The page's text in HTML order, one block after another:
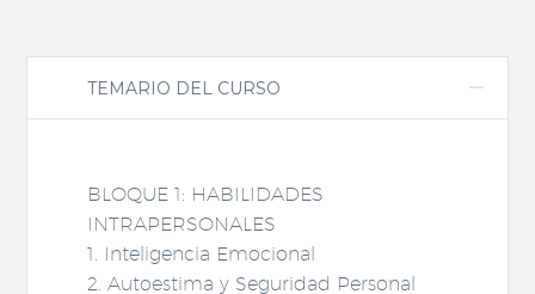
TEMARIO DEL CURSO
BLOQUE 1: HABILIDADES
INTRAPERSONALES
1. Inteligencia Emocional
2. Autoestima y Seguridad Personal